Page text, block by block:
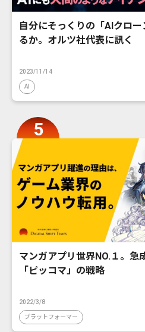
自分にそっくりの「AIクロ
るか。オルツ社代表に訊く
2023/11/14
AI
マンガアプリ世界NO.１。急
「ピッコマ」の戦略
2022/3/8
プラットフォーマー